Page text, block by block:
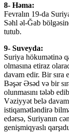
8- Həma:
Fevralın 19-da
Səhl əl-Ğab
tutub.
9- Suveyda:
Suriya hökumətinə
olmasına etiraz
davam edir. Bir sıra
Bəşər Əsəd və bir
olunmasını tələb
Vəziyyət belə
istiqamətləndirə
edərsə, Suriyanın
genişmiqyaslı